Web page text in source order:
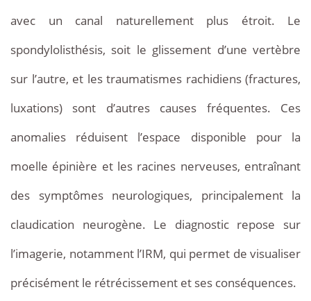
avec un canal naturellement plus étroit. Le
spondylolisthésis, soit le glissement d’une vertèbre
sur l’autre, et les traumatismes rachidiens (fractures,
luxations) sont d’autres causes fréquentes. Ces
anomalies réduisent l’espace disponible pour la
moelle épinière et les racines nerveuses, entraînant
des symptômes neurologiques, principalement la
claudication neurogène. Le diagnostic repose sur
l’imagerie, notamment l’IRM, qui permet de visualiser
précisément le rétrécissement et ses conséquences.